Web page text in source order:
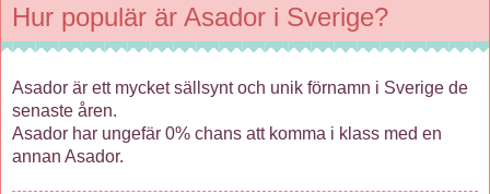
Hur populär är Asador i Sverige?
Asador är ett mycket sällsynt och unik förnamn i Sverige de
senaste åren.
Asador har ungefär 0% chans att komma i klass med en
annan Asador.